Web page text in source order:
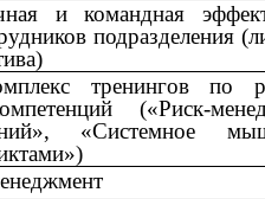
и командная
подразделения
тренингов по
(«Риск-
«Системное